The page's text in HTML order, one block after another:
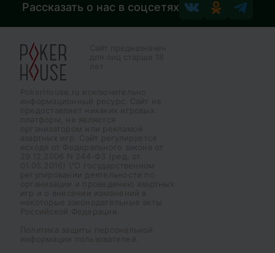
Рассказать о нас в соцсетях